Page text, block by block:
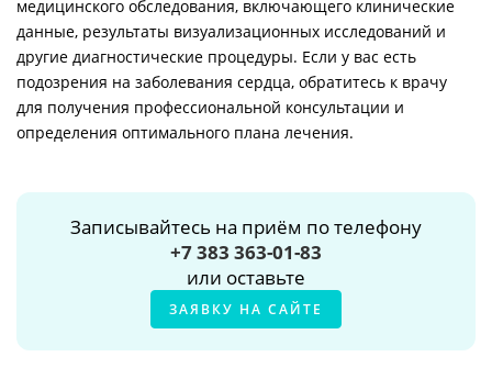
медицинского обследования, включающего клинические
данные, результаты визуализационных исследований и
другие диагностические процедуры. Если у вас есть
подозрения на заболевания сердца, обратитесь к врачу
для получения профессиональной консультации и
определения оптимального плана лечения.
Записывайтесь на приём по телефону
+7 383 363-01-83
или оставьте
ЗАЯВКУ НА САЙТЕ